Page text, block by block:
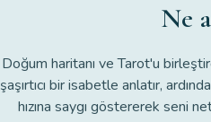
Ne
Doğum haritanı ve Tarot'u
şaşırtıcı bir isabetle anlatır,
hızına saygı göstererek seni